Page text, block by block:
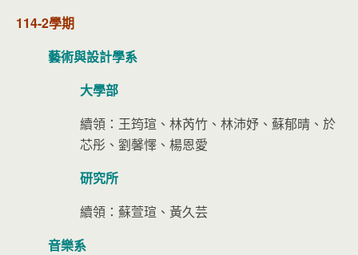
114-2學期
藝術與設計學系
大學部
續領：王筠瑄、林芮竹、林沛妤、蘇郁晴、於
芯彤、劉馨懌、楊恩愛
研究所
續領：蘇萱瑄、黃久芸
音樂系